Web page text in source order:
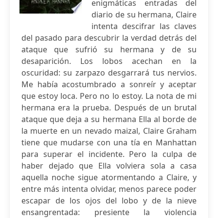
enigmáticas entradas del
diario de su hermana, Claire
intenta descifrar las claves
del pasado para descubrir la verdad detrás del
ataque que sufrió su hermana y de su
desaparición. Los lobos acechan en la
oscuridad: su zarpazo desgarrará tus nervios.
Me había acostumbrado a sonreír y aceptar
que estoy loca. Pero no lo estoy. La nota de mi
hermana era la prueba. Después de un brutal
ataque que deja a su hermana Ella al borde de
la muerte en un nevado maizal, Claire Graham
tiene que mudarse con una tía en Manhattan
para superar el incidente. Pero la culpa de
haber dejado que Ella volviera sola a casa
aquella noche sigue atormentando a Claire, y
entre más intenta olvidar, menos parece poder
escapar de los ojos del lobo y de la nieve
ensangrentada: presiente la violencia